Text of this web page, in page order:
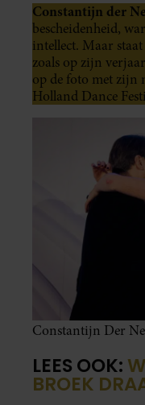
Constantijn der
bescheidenheid,
intellect. Maar
zoals op zijn
op de foto met zijn
Holland Dance
Constantijn Der
LEES OOK:
BROEK